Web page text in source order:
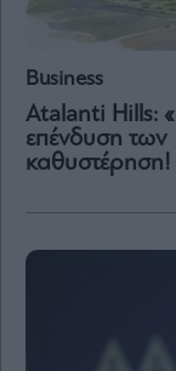
protected
by
and
Google
Privacy
Policy
of
Business
Atalanti Hills:
επένδυση των
καθυστέρηση!